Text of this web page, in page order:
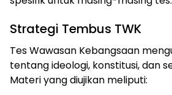
Strategi Tembus TWK
Tes Wawasan Kebangsaan
tentang ideologi, konstitusi, dan
Materi yang diujikan meliputi: